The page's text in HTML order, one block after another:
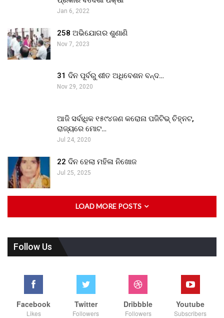
Jan 6, 2022
258 ଅଭିଯୋଗର ଶୁଣାଣି
Nov 7, 2023
31 ଦିନ ପୂର୍ବରୁ ଶୀତ ଅଧିବେଶନ ବନ୍ଦ…
Nov 29, 2020
ଆଜି ସର୍ବାଧିକ ୧୫୯୪ଜଣ କରୋନା ପଜିଟିଭ୍ ଚିହ୍ନଟ,
ରାଜ୍ୟରେ ମୋଟ…
Jul 24, 2020
22 ଦିନ ହେଲା ମହିଳା ନିଖୋଜ
Jul 25, 2025
LOAD MORE POSTS
Follow Us
Facebook
Likes
Twitter
Followers
Dribbble
Followers
Youtube
Subscribers